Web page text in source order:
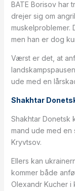
BATE Borisov har
drejer sig om
muskelproblemer.
men han er dog
Værst er det, at
ude med en
Shakhtar
Shakhtar
mand ude med en
Kryvtsov.
Ellers kan
kommer både
Olexandr Kucher